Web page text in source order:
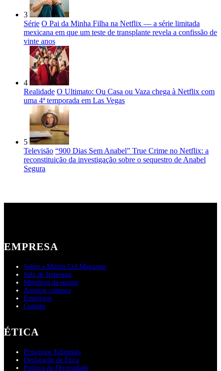
3
Série O Pai da Minha Filha na Netflix — a série limitada
mexicana em que um teste de transplante revela a confissão de
vinte anos
4
Realidade O Ultimato: Ou Casa ou Vaza chega à Netflix com
uma 4ª temporada em Las Vegas
5
Televisão “900 Dias Sem Anabel” True Crime no Netflix: a
reconstituição da investigação sobre o sequestro de Anabel
Segura
EMPRESA
Sobre a Martin Cid Magazine
Sala de Imprensa
Membros da equipe
Anuncie conosco
Empregos
Contato
ÉTICA
Princípios Editoriais
Declaração de Ética
Política de Diversidade